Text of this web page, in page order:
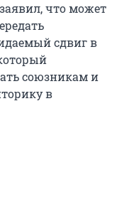
что может
сдвиг в
союзникам и
в